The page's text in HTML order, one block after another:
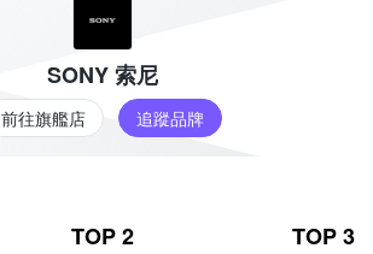
SONY 索尼
前往旗艦店 追蹤品牌
TOP 2 TOP 3